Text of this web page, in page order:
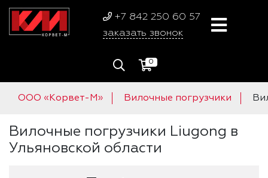
+7 842 250 60 57
заказать звонок
0
ООО «Корвет-М» Вилочные погрузчики
Вилочные погрузчики Liugong в
Ульяновской области